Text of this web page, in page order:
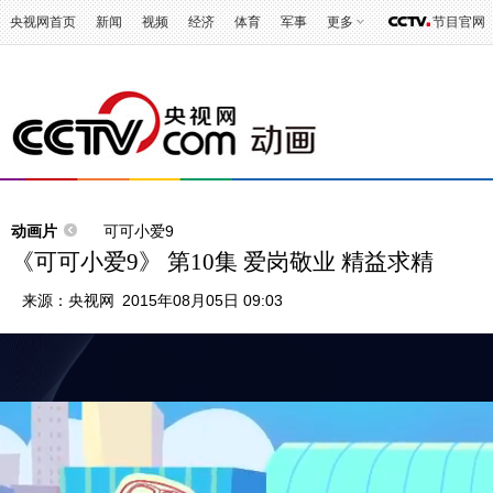
央视网首页 新闻 视频 经济 体育 军事 更多 节目官网
动画片 可可小爱9
《可可小爱9》 第10集 爱岗敬业 精益求精
来源： 央视网 2015年08月05日 09:03